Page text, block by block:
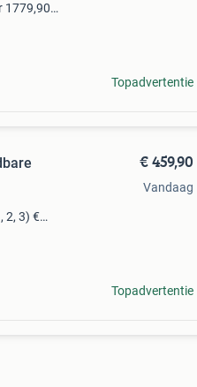
1779,90
Topadvertentie
2, 3) €
€ 459,90
Vandaag
Topadvertentie